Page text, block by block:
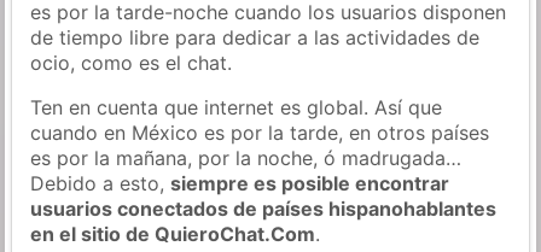
es por la tarde-noche cuando los usuarios disponen
de tiempo libre para dedicar a las actividades de
ocio, como es el chat.
Ten en cuenta que internet es global. Así que
cuando en México es por la tarde, en otros países
es por la mañana, por la noche, ó madrugada…
Debido a esto,siempre es posible encontrar
usuarios conectados de países hispanohablantes
en el sitio de QuieroChat.Com.